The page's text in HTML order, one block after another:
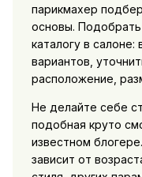
парикмахер
основы.
каталогу в
вариантов,
расположение,
Не делайте себе
подобная круто
известном
зависит от